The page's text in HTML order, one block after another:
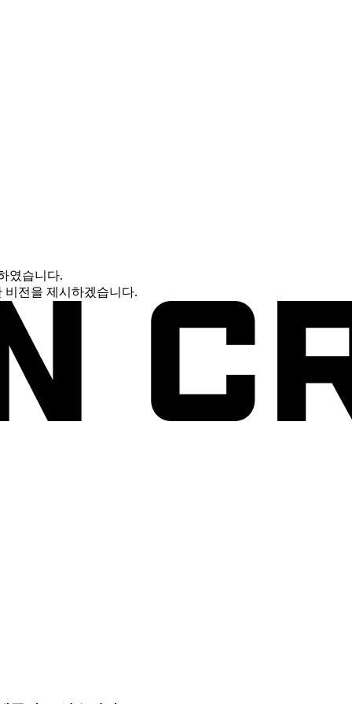
였습니다.
비전을 제시하겠습니다.